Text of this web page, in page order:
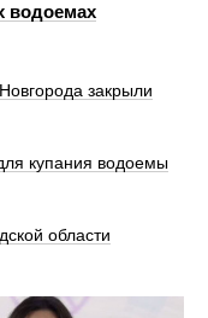
водоемах
закрыли
купания водоемы
области